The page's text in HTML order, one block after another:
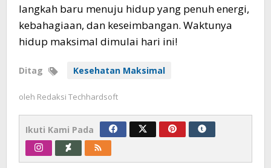
langkah baru menuju hidup yang penuh energi,
kebahagiaan, dan keseimbangan. Waktunya
hidup maksimal dimulai hari ini!
Ditag Kesehatan Maksimal
oleh Redaksi Techhardsoft
Ikuti Kami Pada